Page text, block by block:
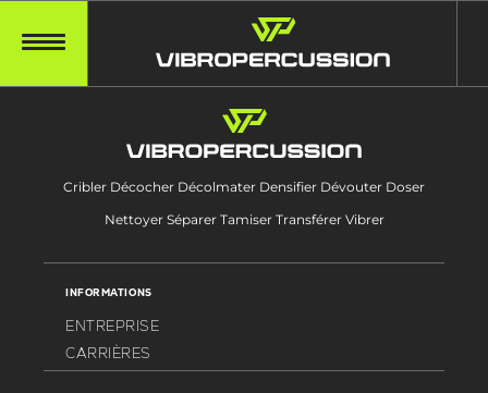
Cribler Décocher Décolmater Densifier Dévouter Doser
Nettoyer Séparer Tamiser Transférer Vibrer
INFORMATIONS
ENTREPRISE
CARRIÈRES